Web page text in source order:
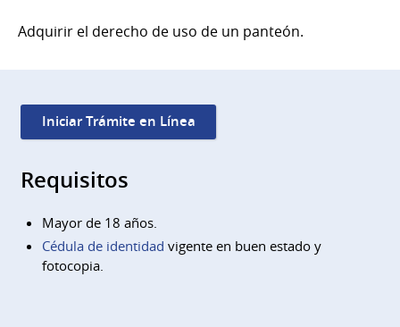
Adquirir el derecho de uso de un panteón.
Iniciar Trámite en Línea
Requisitos
Mayor de 18 años.
Cédula de identidad vigente en buen estado y
fotocopia.